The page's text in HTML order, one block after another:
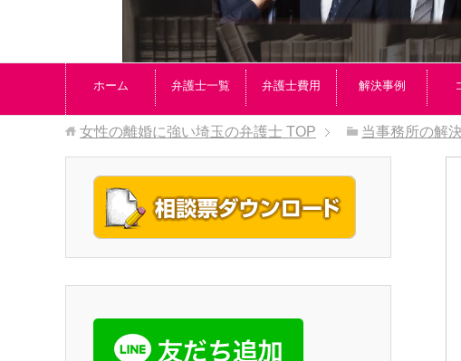
ホーム 弁護士一覧 弁護士費用 解決事例
女性の離婚に強い埼玉の弁護士 TOP 当事務所の解